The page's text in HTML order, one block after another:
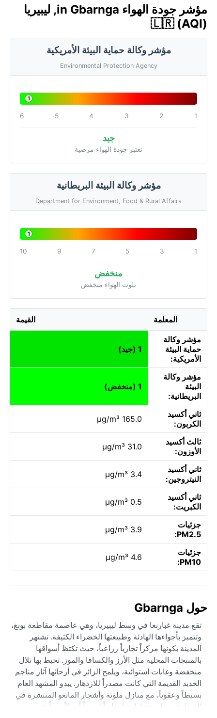
مؤشر جودة الهواء in Gbarnga, ليبيريا
🇱🇷 (AQI)
مؤشر وكالة حماية البيئة الأمريكية
Environmental Protection Agency
1
1
2
3
4
5
6
جيد
تعتبر جودة الهواء مرضية
مؤشر وكالة البيئة البريطانية
Department for Environment, Food & Rural Affairs
1
1
3
5
7
9
10
منخفض
تلوث الهواء منخفض
المعلمة القيمة
مؤشر وكالة
حماية البيئة
الأمريكية:
1 (جيد)
مؤشر وكالة
البيئة
البريطانية:
1 (منخفض)
ثاني أكسيد
الكربون:
165.0 µg/m³
ثالث أكسيد
الأوزون:
31.0 µg/m³
ثاني أكسيد
النيتروجين:
3.4 µg/m³
ثاني أكسيد
الكبريت:
0.5 µg/m³
جزئيات
PM2.5:
3.9 µg/m³
جزئيات
PM10:
4.6 µg/m³
حول Gbarnga
تقع مدينة غبارنغا في وسط ليبيريا، وهي عاصمة مقاطعة بونغ،
وتتميز بأجواءها الهادئة وطبيعتها الخضراء الكثيفة. تشتهر
المدينة بكونها مركزاً تجارياً زراعياً، حيث تكتظ أسواقها
بالمنتجات المحلية مثل الأرز والكسافا والموز. تحيط بها تلال
منخفضة وغابات استوائية، ويلمح الزائر في أرجائها آثار مناجم
الحديد القديمة التي كانت مصدراً للازدهار. يبدو المشهد العام
بسيطاً وعفوياً، مع منازل ملونة وأشجار المانغو المنتشرة في
الشوارع، مما يمنح غبارنغا طابعاً ليبيرياً أصيلاً بعيداً عن صخب